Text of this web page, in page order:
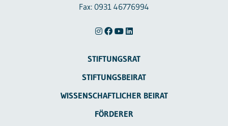
Fax: 0931 46776994
STIFTUNGSRAT
STIFTUNGSBEIRAT
WISSENSCHAFTLICHER BEIRAT
FÖRDERER